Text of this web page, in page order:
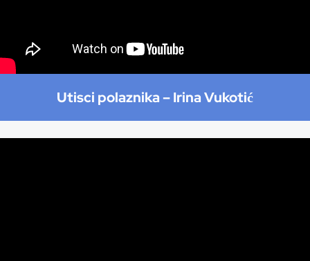
Utisci polaznika –Irina Vukotić